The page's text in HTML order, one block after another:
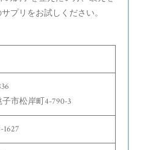
プリをお試しください。
市松岸町4-790-3
1627